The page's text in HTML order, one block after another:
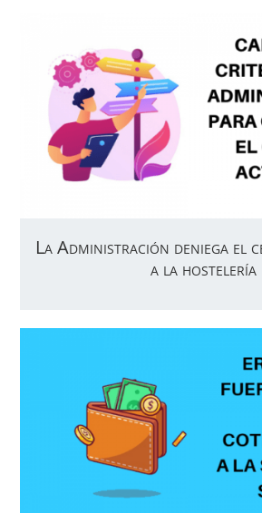
La Administración deniega el
a la hostelería